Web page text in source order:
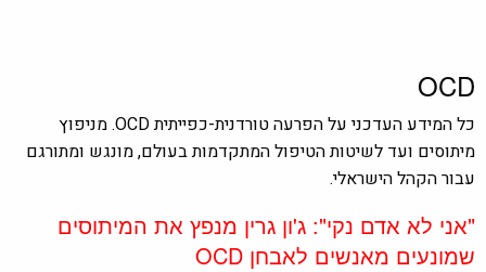
OCD
כל המידע העדכני על הפרעה טורדנית-כפייתית OCD. מניפוץ
מיתוסים ועד לשיטות הטיפול המתקדמות בעולם, מונגש ומתורגם
עבור הקהל הישראלי.
"אני לא אדם נקי": ג'ון גרין מנפץ את המיתוסים
שמונעים מאנשים לאבחן OCD